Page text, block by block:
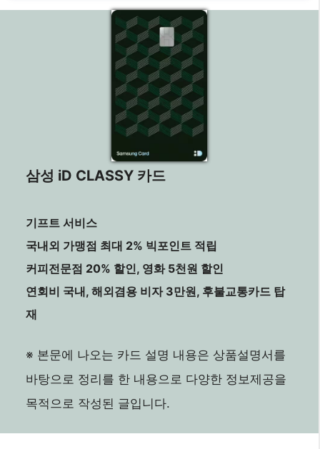
삼성 iD CLASSY 카드
기프트 서비스
국내외 가맹점 최대 2% 빅포인트 적립
커피전문점 20% 할인, 영화 5천원 할인
연회비 국내, 해외겸용 비자 3만원, 후불교통카드 탑
재
※ 본문에 나오는 카드 설명 내용은 상품설명서를
바탕으로 정리를 한 내용으로 다양한 정보제공을
목적으로 작성된 글입니다.